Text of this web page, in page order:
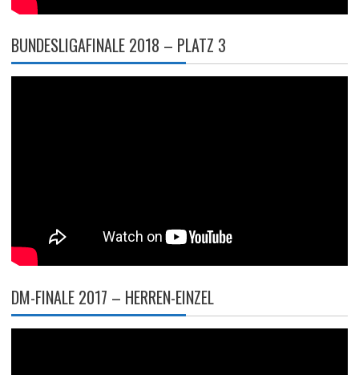
BUNDESLIGAFINALE 2018 – PLATZ 3
DM-FINALE 2017 – HERREN-EINZEL